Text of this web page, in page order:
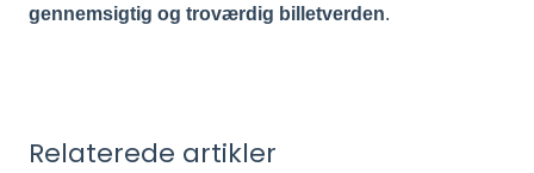
gennemsigtig og troværdig billetverden.
Relaterede artikler